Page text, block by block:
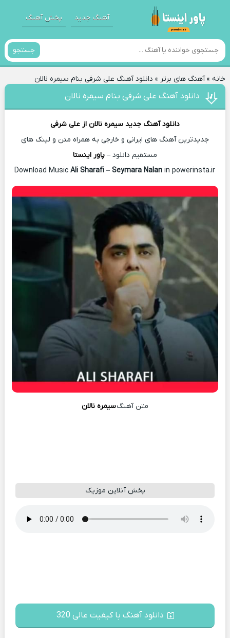
آهنگ جدید پخش آهنگ
جستجو
خانه»آهنگ های برتر » دانلود آهنگ علی شرفی بنام سیمره نالان
دانلود آهنگ علی شرفی بنام سیمره نالان
دانلود آهنگ جدید سیمره نالان از علی شرفی
جدیدترین آهنگ های ایرانی و خارجی به همراه متن و لینک های
مستقیم دانلود – پاور اینستا
Ali Sharafi – Seymara Nalan in powerinsta.ir
متن آهنگسیمره نالان
پخش آنلاین موزیک
دانلود آهنگ با کیفیت عالی 320